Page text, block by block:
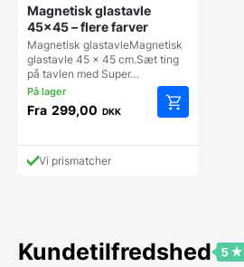
Magnetisk glastavle
45×45 – flere farver
Magnetisk glastavleMagnetisk
glastavle 45 x 45 cm.Sæt ting
på tavlen med Super…
Fra 299,00 DKK
vare
vælges
på
Vi prismatcher
Kundetilfredshed